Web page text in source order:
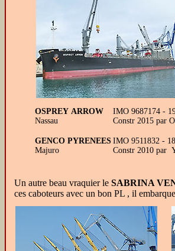
OSPREY ARROW
Nassau
IMO 9687174 -
Constr 2015 par
GENCO PYRENEES
Majuro
IMO 9511832 -
Constr 2010 par
Un autre beau vraquier le SABRINA
ces caboteurs avec un bon PL , il